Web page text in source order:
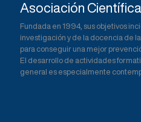
e
b
o
o
er
Asociación Científica
Fundada en 1994, sus objetivos
investigación y de la docencia de
para conseguir una mejor
El desarrollo de actividades
general es especialmente